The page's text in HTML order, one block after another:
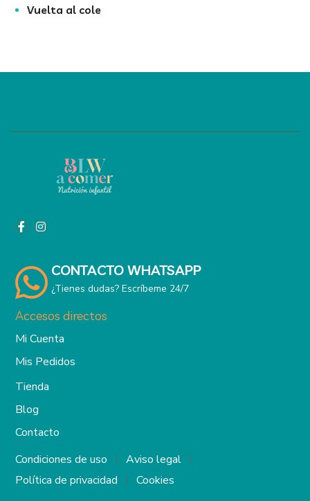
Vuelta al cole
CONTACTO WHATSAPP
¿Tienes dudas? Escríbeme 24/7
Accesos directos
Mi Cuenta
Mis Pedidos
Tienda
Blog
Contacto
Condiciones de uso
Aviso legal
Política de privacidad
Cookies